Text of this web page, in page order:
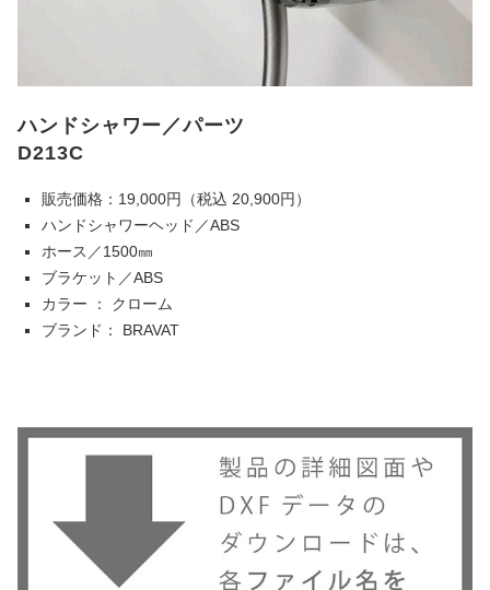
ハンドシャワー／パーツ
D213C
販売価格：19,000円（税込 20,900円）
ハンドシャワーヘッド／ABS
ホース／1500㎜
ブラケット／ABS
カラー ： クローム
ブランド： BRAVAT